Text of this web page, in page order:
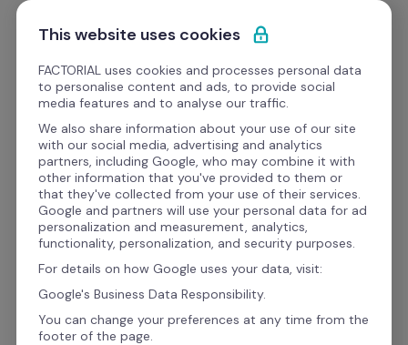
Saltar para o conteúdo
Comece grátis
eBooks
Operações
Onboarding de Verão:
integre equipas sazonais
com rapidez e
consistência
This website uses cookies
FACTORIAL uses cookies and processes personal data
to personalise content and ads, to provide social
media features and to analyse our traffic.
We also share information about your use of our site
with our social media, advertising and analytics
partners, including Google, who may combine it with
other information that you've provided to them or
that they've collected from your use of their services.
Google and partners will use your personal data for ad
personalization and measurement, analytics,
functionality, personalization, and security purposes.
For details on how Google uses your data, visit:
Google's Business Data Responsibility.
You can change your preferences at any time from the
footer of the page.